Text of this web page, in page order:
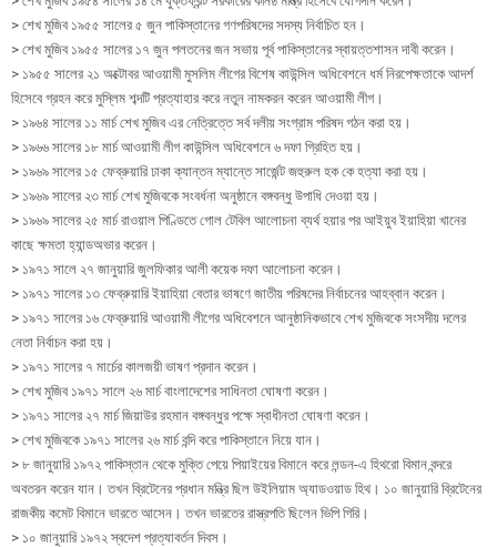
> শেখ মুজিব ১৯৫৫ সালের ৫ জুন পাকিস্তানের গণপরিষদের সদস্য নির্বাচিত হন।
> শেখ মুজিব ১৯৫৫ সালের ১৭ জুন পলতনের জন সভায় পূর্ব পাকিস্তানের স্বায়ত্তশাসন দাবী করেন।
> ১৯৫৫ সালের ২১ অক্টোবর আওয়ামী মুসলিম লীগের বিশেষ কাউন্সিল অধিবেশনে ধর্ম নিরপেক্ষতাকে আদর্শ
হিসেবে গ্রহন করে মুস্লিম শব্দটি প্রত্যাহার করে নতুন নামকরন করেন আওয়ামী লীগ।
> ১৯৬৪ সালের ১১ মার্চ শেখ মুজিব এর নেত্রিত্তে সর্ব দলীয় সংগ্রাম পরিষদ গঠন করা হয়।
> ১৯৬৬ সালের ১৮ মার্চ আওয়ামী লীগ কাউন্সিল অধিবেশনে ৬ দফা গ্রিহিত হয়।
> ১৯৬৯ সালের ১৫ ফেব্রুয়ারি ঢাকা ক্যান্তন ম্যান্তে সার্জেন্ট জহুরুল হক কে হত্যা করা হয়।
> ১৯৬৯ সালের ২৩ মার্চ শেখ মুজিবকে সংবর্ধনা অনুষ্ঠানে বঙ্গবন্ধু উপাধি দেওয়া হয়।
> ১৯৬৯ সালের ২৫ মার্চ রাওয়াল পিণ্ডিতে গোল টেবিল আলোচনা ব্যর্থ হয়ার পর আইয়ুব ইয়াহিয়া খানের
কাছে ক্ষমতা হ্যান্ডঅভার করেন।
> ১৯৭১ সালে ২৭ জানুয়ারি জুলফিকার আলী কয়েক দফা আলোচনা করেন।
> ১৯৭১ সালের ১৩ ফেব্রুয়ারি ইয়াহিয়া বেতার ভাষণে জাতীয় পরিষদের নির্বাচনের আহব্বান করেন।
> ১৯৭১ সালের ১৬ ফেব্রুয়ারি আওয়ামী লীগের অধিবেশনে আনুষ্ঠানিকভাবে শেখ মুজিবকে সংসদীয় দলের
নেতা নির্বাচন করা হয়।
> ১৯৭১ সালের ৭ মার্চের কালজয়ী ভাষণ প্রদান করেন।
> শেখ মুজিব ১৯৭১ সালে ২৬ মার্চ বাংলাদেশের সাধিনতা ঘোষণা করেন।
> ১৯৭১ সালের ২৭ মার্চ জিয়াউর রহমান বঙ্গবন্ধুর পক্ষে স্বাধীনতা ঘোষণা করেন।
> শেখ মুজিবকে ১৯৭১ সালের ২৬ মার্চ বন্দি করে পাকিস্তানে নিয়ে যান।
> ৮ জানুয়ারি ১৯৭২ পাকিস্তান থেকে মুক্তি পেয়ে পিয়াইয়ের বিমানে করে লন্ডন-এ হিথরো বিমান বন্দরে
অবতরন করেন যান। তখন ব্রিটেনের প্রধান মন্ত্রি ছিল উইলিয়াম অ্যাডওয়াড হিথ। ১০ জানুয়ারি ব্রিটেনের
রাজকীয় কমেট বিমানে ভারতে আসেন। তখন ভারতের রাস্ত্রপতি ছিলেন ভিপি গিরি।
> ১০ জানুয়ারি ১৯৭২ স্বদেশ প্রত্যাবর্তন দিবস।